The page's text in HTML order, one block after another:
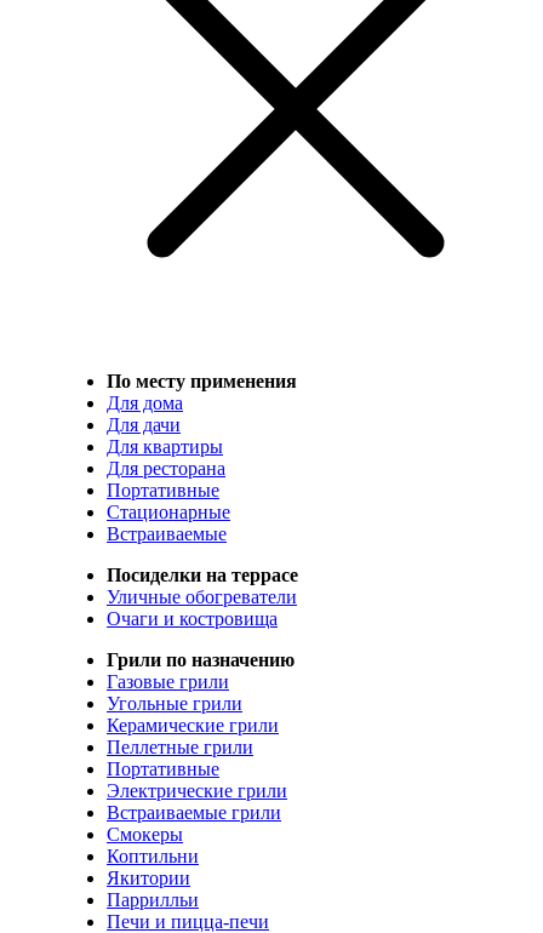
По месту применения
Для дома
Для дачи
Для квартиры
Для ресторана
Портативные
Стационарные
Встраиваемые
Посиделки на террасе
Уличные обогреватели
Очаги и костровища
Грили по назначению
Газовые грили
Угольные грили
Керамические грили
Пеллетные грили
Портативные
Электрические грили
Встраиваемые грили
Смокеры
Коптильни
Якитории
Паррилльи
Печи и пицца-печи